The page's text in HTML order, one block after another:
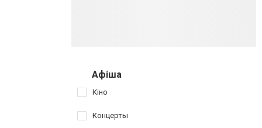
Афіша
Кіно
Концерты